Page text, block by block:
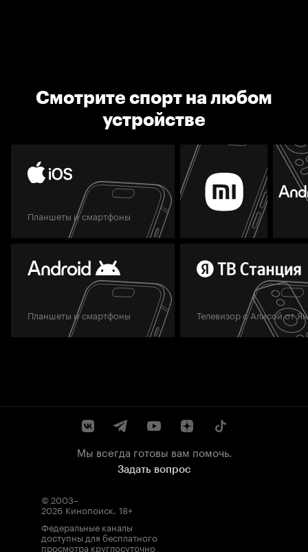
Смотрите спорт на любом
устройстве
Планшеты и смартфоны
Планшеты и смартфоны Телевизор с Алисой от
Мы всегда готовы вам помочь.
Задать вопрос
© 2003–
2026 Кинопоиск. 18+
Федеральные каналы
доступны для бесплатного
просмотра круглосуточно